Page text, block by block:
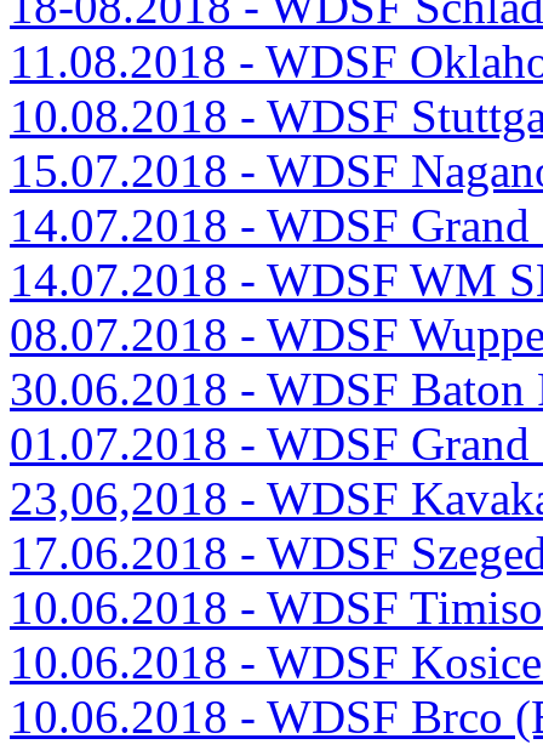
11.08.2018 - WDSF
10.08.2018 - WDSF
15.07.2018 - WDSF
14.07.2018 - WDSF
14.07.2018 - WDSF WM
08.07.2018 - WDSF
30.06.2018 - WDSF Baton
01.07.2018 - WDSF
23,06,2018 - WDSF
17.06.2018 - WDSF
10.06.2018 - WDSF
10.06.2018 - WDSF
10.06.2018 - WDSF Brco